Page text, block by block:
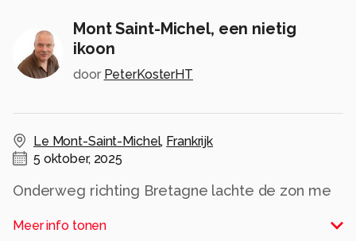
Mont Saint-Michel, een nietig
ikoon
door PeterKosterHT
Le Mont-Saint-Michel, Frankrijk
5 oktober, 2025
Onderweg richting Bretagne lachte de zon me
Mont Saint-Michel komt, is de kans te mooi om
Meer info tonen